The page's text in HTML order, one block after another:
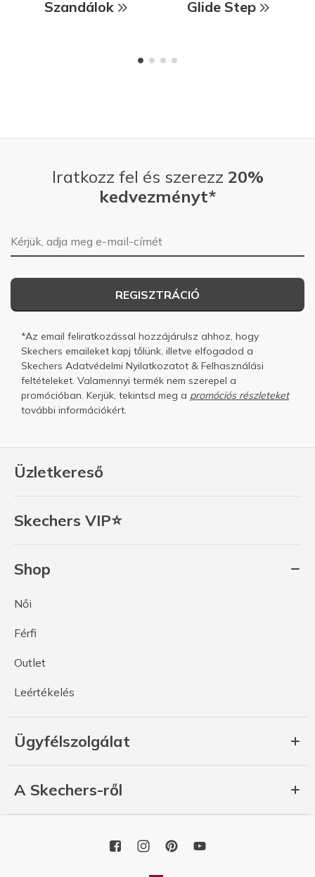
Szandálok Glide Step
Üzletkereső
Skechers VIP⭐
Shop
Női
Férfi
Outlet
Leértékelés
Ügyfélszolgálat
A Skechers-ről
Iratkozz fel és szerezz 20%
kedvezményt*
E-mail-cím
REGISZTRÁCIÓ
*Az email feliratkozással hozzájárulsz ahhoz, hogy
Skechers emaileket kapj tőlünk, illetve elfogadod a
Skechers Adatvédelmi Nyilatkozatot & Felhasználási
feltételeket. Valamennyi termék nem szerepel a
promócióban. Kerjük, tekintsd meg a promóciós részleteket
további információkért.